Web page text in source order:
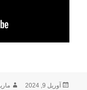
ارسال
آوریل 9, 2024